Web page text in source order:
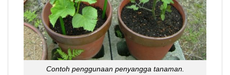
Contoh penggunaan penyangga tanaman.